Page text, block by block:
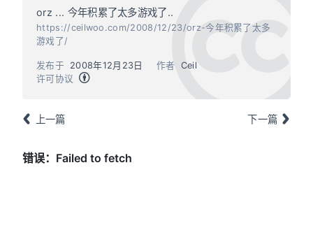
orz ... 今年积累了太多游戏了..
https://ceilwoo.com/2008/12/23/orz-今年积累了太多
游戏了/
作者 Ceil
发布于
2008年12月23日
许可协议
上一篇 下一篇